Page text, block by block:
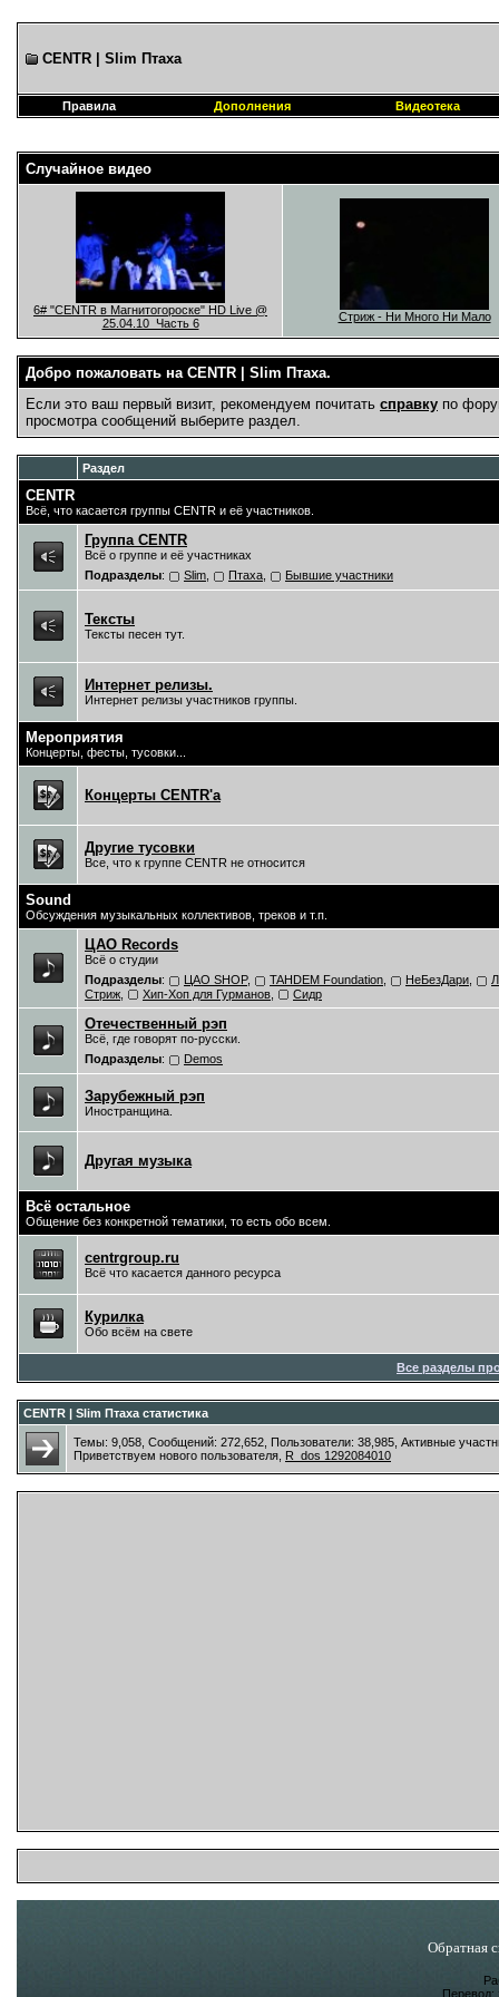
CENTR | Slim Птаха
Правила Дополнения Видеотека
Случайное видео
6# "CENTR в Магнитогороске" HD Live @
25.04.10_Часть 6
Стриж - Ни Много Ни Мало
Добро пожаловать на CENTR | Slim Птаха.
Если это ваш первый визит, рекомендуем почитать справку по
просмотра сообщений выберите раздел.
Раздел
CENTR
Всё, что касается группы CENTR и её участников.
Группа CENTR
Всё о группе и её участниках
Подразделы: Slim Птаха Бывшие участники
Тексты
Тексты песен тут.
Интернет релизы.
Интернет релизы участников группы.
Мероприятия
Концерты, фесты, тусовки...
Концерты CENTR'a
Другие тусовки
Все, что к группе CENTR не относится
Sound
Обсуждения музыкальных коллективов, треков и т.п.
ЦAO Records
Всё о студии
Подразделы: ЦАО SHOP, TAHDEM Foundation НеБезДари
Стриж
Хип-Хоп для Гурманов Сидр
Отечественный рэп
Всё, где говорят по-русски.
Подразделы: Demos
Зарубежный рэп
Иностранщина.
Другая музыка
Всё остальное
Общение без конкретной тематики, то есть обо всем.
centrgroup.ru
Всё что касается данного ресурса
Курилка
Обо всём на свете
Все разделы
CENTR | Slim Птаха статистика
Темы: 9,058, Сообщений: 272,652, Пользователи: 38,985, Активные
Приветствуем нового пользователя, R_dos 1292084010
Обратная
Перевод: